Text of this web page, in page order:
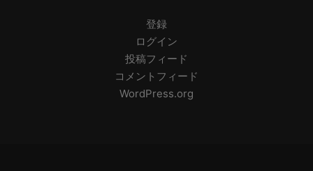
登録
ログイン
投稿フィード
コメントフィード
WordPress.org